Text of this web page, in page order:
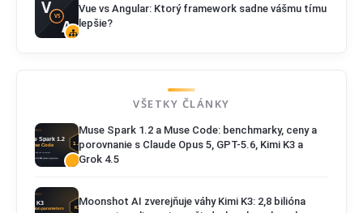
Vue vs Angular: Ktorý framework sadne vášmu tímu
lepšie?
VŠETKY ČLÁNKY
Muse Spark 1.2 a Muse Code: benchmarky, ceny a
porovnanie s Claude Opus 5, GPT-5.6, Kimi K3 a
Grok 4.5
Moonshot AI zverejňuje váhy Kimi K3: 2,8 bilióna